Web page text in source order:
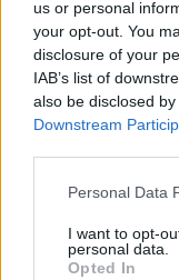
us or personal
your opt-out. You
disclosure of your
IAB’s list of
also be disclosed
Downstream
Personal Data
I want to opt-
personal data.
Opted In